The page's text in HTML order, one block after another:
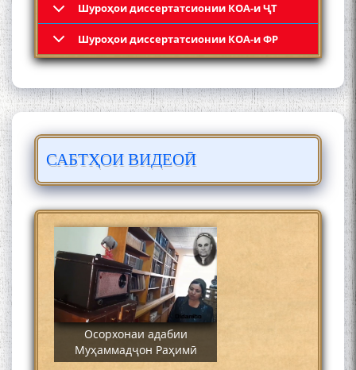
Шyроҳои диссертатсионии КОА-и ҶТ
Шyроҳои диссертатсионии КОА-и ФР
САБТҲОИ ВИДЕОӢ
Кадамчо Худои Шарифзода
Сайре дар Осорхона
Муҳаммадҷон Раҳимӣ
Осорхонаи адабии
Муҳаммадҷон Раҳимӣ